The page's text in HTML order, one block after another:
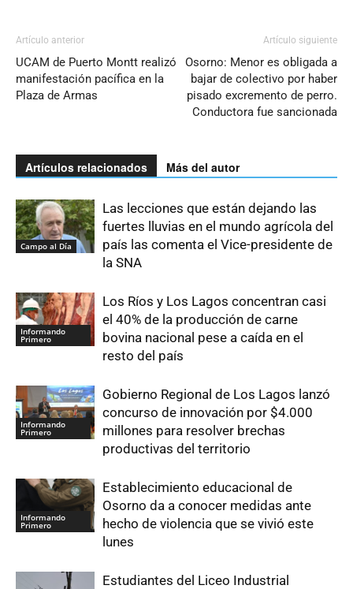
Artículo anterior
UCAM de Puerto Montt realizó
manifestación pacífica en la
Plaza de Armas
Artículo siguiente
Osorno: Menor es obligada a
bajar de colectivo por haber
pisado excremento de perro.
Conductora fue sancionada
Artículos relacionados Más del autor
Campo al Día
Las lecciones que están dejando las
fuertes lluvias en el mundo agrícola del
país las comenta el Vice-presidente de
la SNA
Informando
Primero
Los Ríos y Los Lagos concentran casi
el 40% de la producción de carne
bovina nacional pese a caída en el
resto del país
Informando
Primero
Gobierno Regional de Los Lagos lanzó
concurso de innovación por $4.000
millones para resolver brechas
productivas del territorio
Informando
Primero
Establecimiento educacional de
Osorno da a conocer medidas ante
hecho de violencia que se vivió este
lunes
Estudiantes del Liceo Industrial